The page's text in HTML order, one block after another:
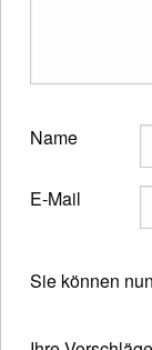
Name
E-Mail
Sie können